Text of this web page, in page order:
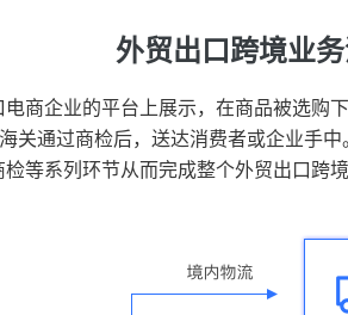
外贸出口跨境业
商企业的平台上展示，在商品被选购
关通过商检后，送达消费者或企业手
等系列环节从而完成整个外贸出口跨境